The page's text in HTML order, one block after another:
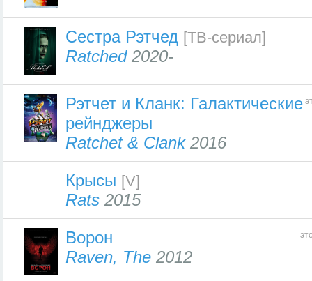
Сестра Рэтчед [ТВ-сериал]
Ratched2020-
Рэтчет и Кланк: Галактические
рейнджеры
Ratchet & Clank2016
Крысы [V]
Rats 2015
Ворон
Raven, The 2012